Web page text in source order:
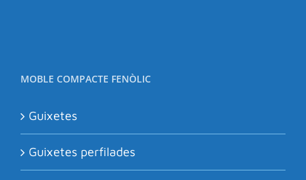
MOBLE COMPACTE FENÒLIC
Guixetes
Guixetes perfilades